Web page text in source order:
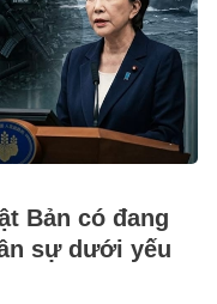
Bản có đang
sự dưới yếu